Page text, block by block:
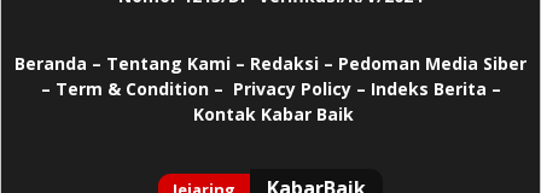
Beranda – Tentang Kami – Redaksi – Pedoman Media Siber
– Term & Condition – Privacy Policy– Indeks Berita –
Kontak Kabar Baik